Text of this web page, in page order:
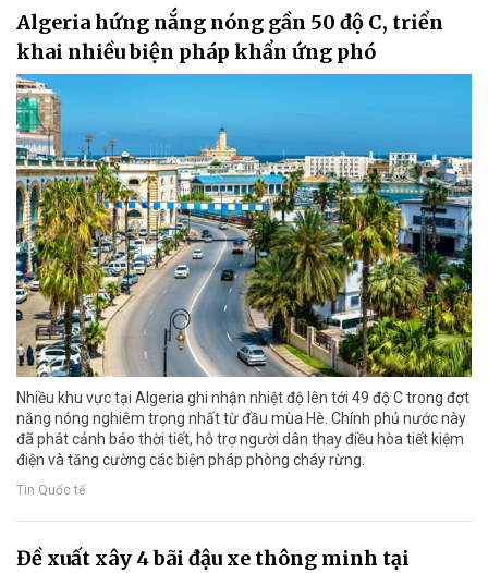
Algeria hứng nắng nóng gần 50 độ C, triển
khai nhiều biện pháp khẩn ứng phó
Nhiều khu vực tại Algeria ghi nhận nhiệt độ lên tới 49 độ C trong đợt
nắng nóng nghiêm trọng nhất từ đầu mùa Hè. Chính phủ nước này
đã phát cảnh báo thời tiết, hỗ trợ người dân thay điều hòa tiết kiệm
điện và tăng cường các biện pháp phòng cháy rừng.
Tin Quốc tế
Đề xuất xây 4 bãi đậu xe thông minh tại